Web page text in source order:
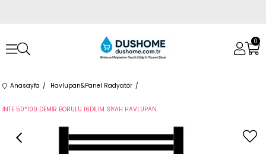
0
Anasayfa Havlupan&Panel Radyatör
İNTE 50*100 DEMİR BORULU 16DİLİM SİYAH HAVLUPAN